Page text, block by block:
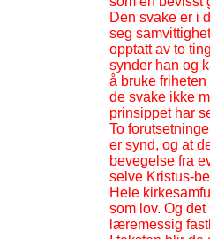
Den svake er i
seg
opptatt av to
synder han og
å bruke
de svake ikke
prinsippet har
To
er synd, og at
bevegelse fra
selve Kristus-
Hele
som lov. Og
læremessig